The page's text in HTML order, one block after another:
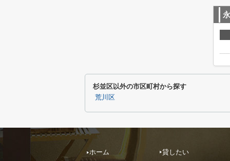
杉並区以外の市区町村から探す
荒川区
ホーム
貸したい